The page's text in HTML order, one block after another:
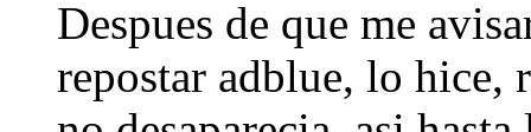
Despues de que me
repostar adblue, lo hice,